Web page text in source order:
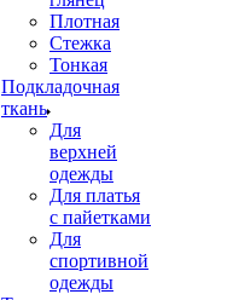
Плотная
Стежка
Тонкая
Подкладочная
ткань
Для
верхней
одежды
Для платья
с пайетками
Для
спортивной
одежды